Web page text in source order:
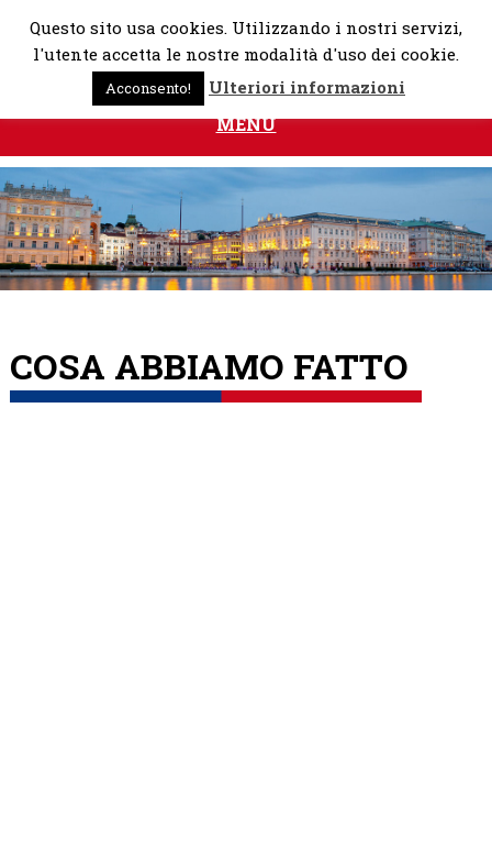
Skip
MENU
COSA ABBIAMO FATTO
Questo sito usa cookies. Utilizzando i nostri servizi,
l'utente accetta le nostre modalità d'uso dei cookie.
Acconsento! Ulteriori informazioni